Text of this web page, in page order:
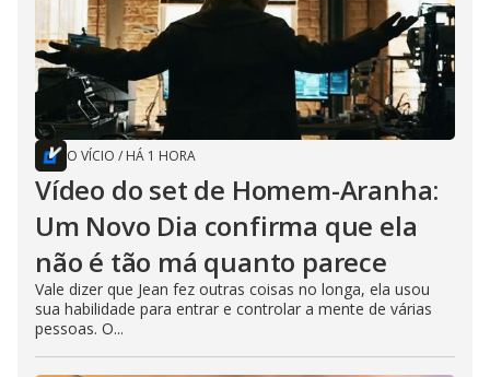
O VÍCIO / HÁ 1 HORA
Vídeo do set de Homem-Aranha:
Um Novo Dia confirma que ela
não é tão má quanto parece
Vale dizer que Jean fez outras coisas no longa, ela usou
sua habilidade para entrar e controlar a mente de várias
pessoas. O...